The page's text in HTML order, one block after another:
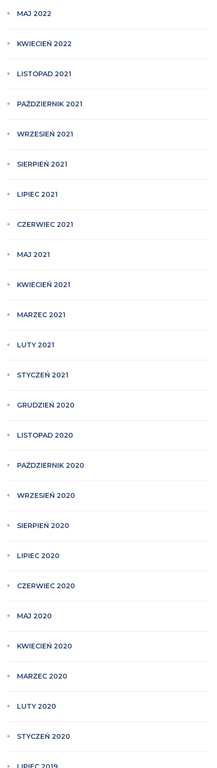
MAJ 2022
KWIECIEŃ 2022
LISTOPAD 2021
PAŹDZIERNIK 2021
WRZESIEŃ 2021
SIERPIEŃ 2021
LIPIEC 2021
CZERWIEC 2021
MAJ 2021
KWIECIEŃ 2021
MARZEC 2021
LUTY 2021
STYCZEŃ 2021
GRUDZIEŃ 2020
LISTOPAD 2020
PAŹDZIERNIK 2020
WRZESIEŃ 2020
SIERPIEŃ 2020
LIPIEC 2020
CZERWIEC 2020
MAJ 2020
KWIECIEŃ 2020
MARZEC 2020
LUTY 2020
STYCZEŃ 2020